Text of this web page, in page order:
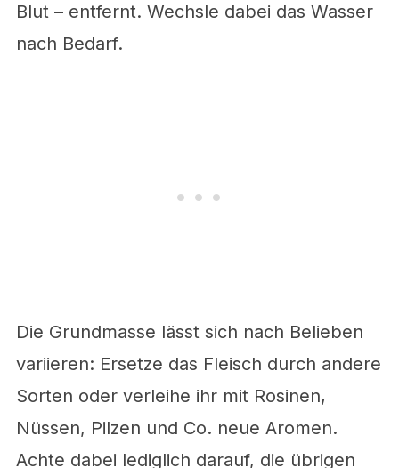
Blut – entfernt. Wechsle dabei das Wasser
nach Bedarf.
Die Grundmasse lässt sich nach Belieben
variieren: Ersetze das Fleisch durch andere
Sorten oder verleihe ihr mit Rosinen,
Nüssen, Pilzen und Co. neue Aromen.
Achte dabei lediglich darauf, die übrigen